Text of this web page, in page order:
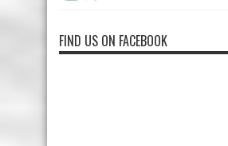
FIND US ON FACEBOOK